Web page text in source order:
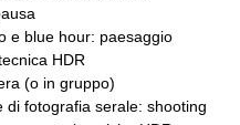
e blue hour: paesaggio
HDR
(o in gruppo)
di fotografia serale: shooting